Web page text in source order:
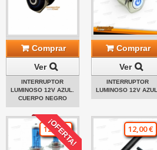
Comprar
Ver
INTERRUPTOR
LUMINOSO 12V AZUL.
CUERPO NEGRO
Comprar
Ver
INTERRUPTOR
LUMINOSO 12V AZUL.
¡OFERTA!
12,00 € 12,00 €